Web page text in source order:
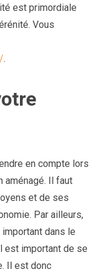
est primordiale
Vous
.
en compte lors
aménagé. Il faut
et de ses
Par ailleurs,
dans le
est important de se
Il est donc